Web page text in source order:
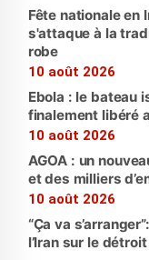
Fête nationale en
s'attaque à la
robe
10 août 2026
Ebola : le bateau
finalement libéré
10 août 2026
AGOA : un
et des milliers
10 août 2026
“Ça va
l’Iran sur le détroit